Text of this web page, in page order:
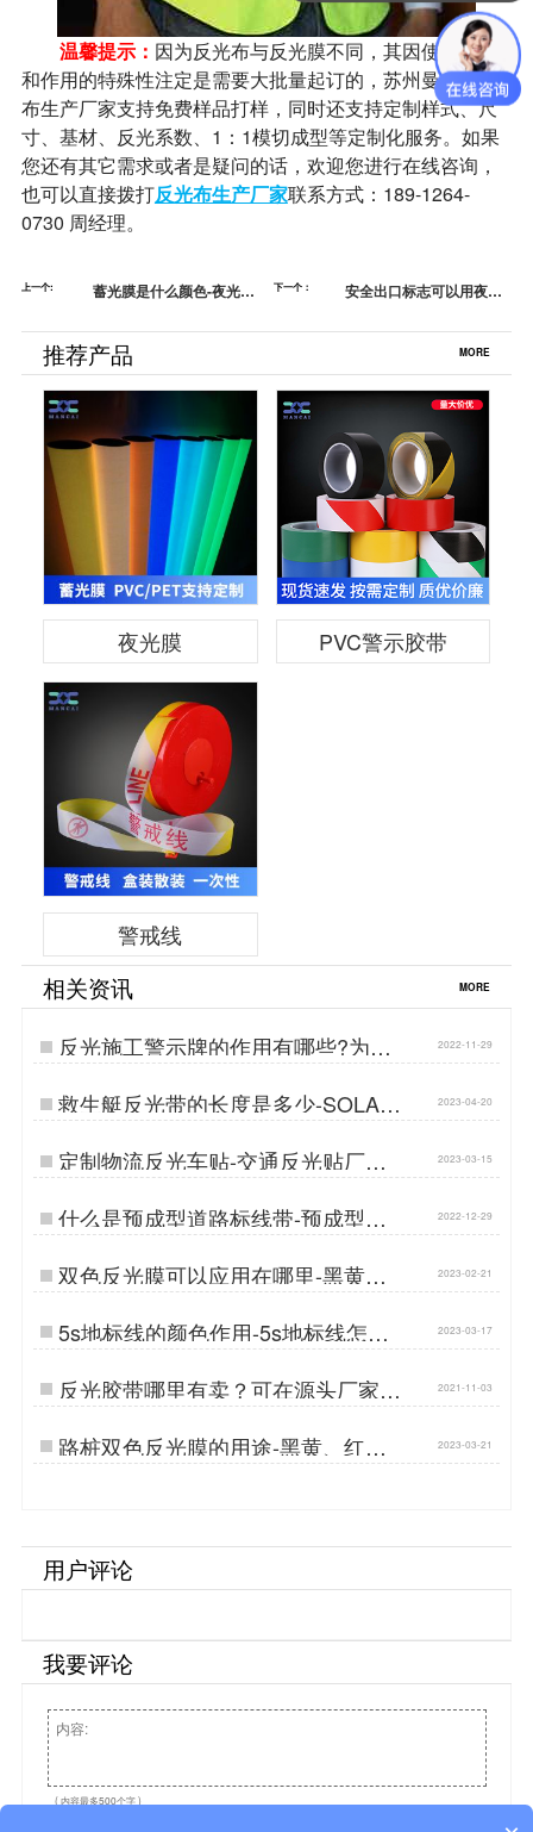
温馨提示： 因为反光布与反光膜不同，其因使用场景
和作用的特殊性注定是需要大批量起订的，苏州曼彩反光
布生产厂家支持免费样品打样，同时还支持定制样式、尺
寸、基材、反光系数、1：1模切成型等定制化服务。如果
您还有其它需求或者是疑问的话，欢迎您进行在线咨询，
也可以直接拨打反光布生产厂家联系方式：189-1264-
0730 周经理。
上一个:
蓄光膜是什么颜色-夜光膜
下一个：
安全出口标志可以用夜光
推荐产品 MORE
夜光膜 PVC警示胶带
警戒线
相关资讯 MORE
反光施工警示牌的作用有哪些?为什
么反射的颜色不同?…
2022-11-29
救生艇反光带的长度是多少-SOLAS
海事级反光膜…
2023-04-20
定制物流反光车贴-交通反光贴厂家
生产定制…
2023-03-15
什么是预成型道路标线带-预成型道
路标线是什么材料做成的…
2022-12-29
双色反光膜可以应用在哪里-黑黄双
色反光膜…
2023-02-21
5s地标线的颜色作用-5s地标线怎么
规划…
2023-03-17
反光胶带哪里有卖？可在源头厂家购
买[苏州曼彩]…
2021-11-03
路桩双色反光膜的用途-黑黄、红
白、横纹、竖纹反光膜制造商…
2023-03-21
用户评论
我要评论
( 内容最多500个字 )